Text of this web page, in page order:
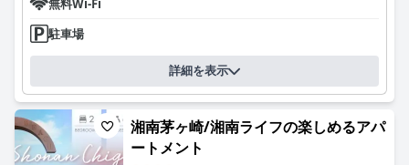
駐車場
詳細を表示
湘南茅ヶ崎/湘南ライフの楽しめるアパ
ートメント